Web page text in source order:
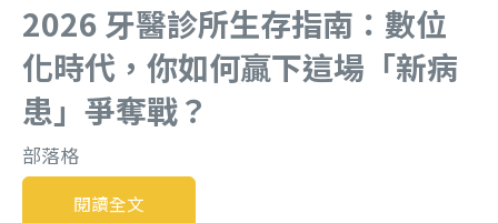
2026 牙醫診所生存指南：數位
化時代，你如何贏下這場「新病
患」爭奪戰？
部落格
閱讀全文